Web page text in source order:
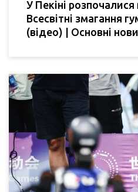
У Пекіні розпочалися
Всесвітні змагання
(відео) | Основні